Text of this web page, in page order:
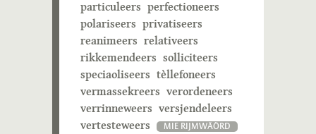
particuleers perfectioneers
polariseers privatiseers
reanimeers relativeers
rikkemendeers solliciteers
speciaoliseers tèllefoneers
vermassekreers verordeneers
verrinneweers versjendeleers
vertesteweers
MIE RIJMWÄÖRD